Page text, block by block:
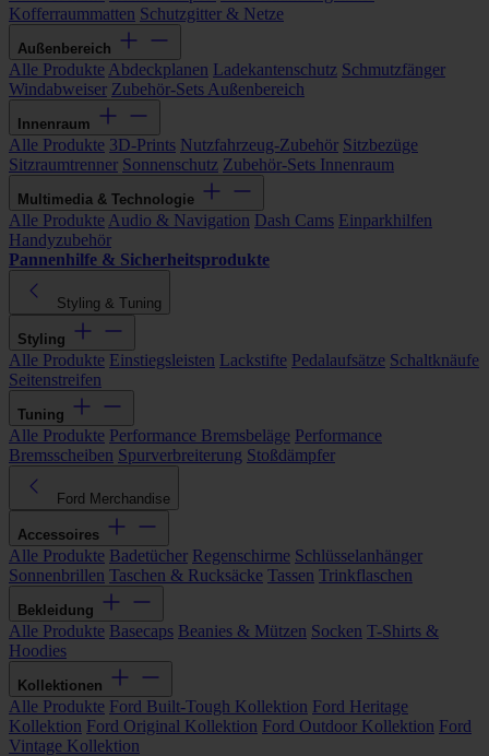
Kofferraummatten Schutzgitter & Netze
Außenbereich
Alle Produkte Abdeckplanen Ladekantenschutz Schmutzfänger
Windabweiser Zubehör-Sets Außenbereich
Innenraum
Alle Produkte 3D-Prints Nutzfahrzeug-Zubehör Sitzbezüge
Sitzraumtrenner Sonnenschutz Zubehör-Sets Innenraum
Multimedia & Technologie
Alle Produkte Audio & Navigation Dash Cams Einparkhilfen
Handyzubehör
Pannenhilfe & Sicherheitsprodukte
Styling & Tuning
Styling
Alle Produkte Einstiegsleisten Lackstifte Pedalaufsätze Schaltknäufe
Seitenstreifen
Tuning
Alle Produkte Performance Bremsbeläge Performance
Bremsscheiben Spurverbreiterung Stoßdämpfer
Ford Merchandise
Accessoires
Alle Produkte Badetücher Regenschirme Schlüsselanhänger
Sonnenbrillen Taschen & Rucksäcke Tassen Trinkflaschen
Bekleidung
Alle Produkte Basecaps Beanies & Mützen Socken T-Shirts &
Hoodies
Kollektionen
Alle Produkte Ford Built-Tough Kollektion Ford Heritage
Kollektion Ford Original Kollektion Ford Outdoor Kollektion Ford
Vintage Kollektion